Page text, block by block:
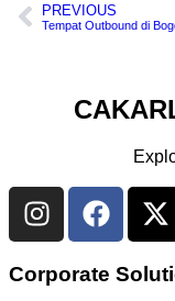
PREVIOUS
Corporate